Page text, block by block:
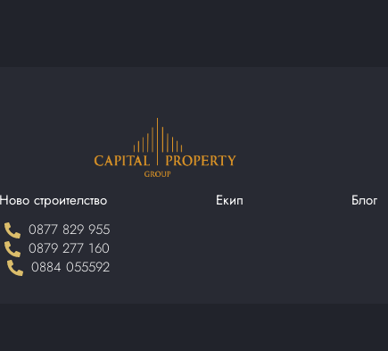
Ново строителство Екип Блог
0877 829 955
0879 277 160
0884 055592